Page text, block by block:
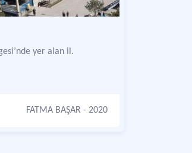
yer alan il.
FATMA BAŞAR - 2020